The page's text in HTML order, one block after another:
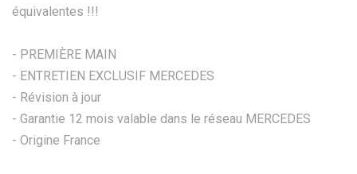
équivalentes !!!
- PREMIÈRE MAIN
- ENTRETIEN EXCLUSIF MERCEDES
- Révision à jour
- Garantie 12 mois valable dans le réseau MERCEDES
- Origine France